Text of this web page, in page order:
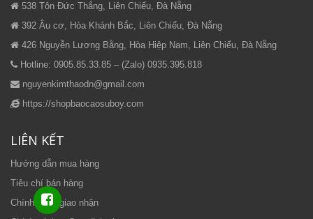
538 Tôn Đức Thắng, Liên Chiểu, Đà Nẵng
392 Âu cơ, Hòa Khánh Bắc, Liên Chiểu, Đà Nẵng
426 Nguyễn Lương Bằng, Hòa Hiệp Nam, Liên Chiểu, Đà Nẵng
Hotline: 0905.85.33.85 – (Zalo) 0935.395.818
nguyenkimthaodn@gmail.com
https://shopbaocaosuboy.com
LIÊN KẾT
Hướng dẫn mua hàng
Tiêu chí bán hàng
Chính sách giao nhận